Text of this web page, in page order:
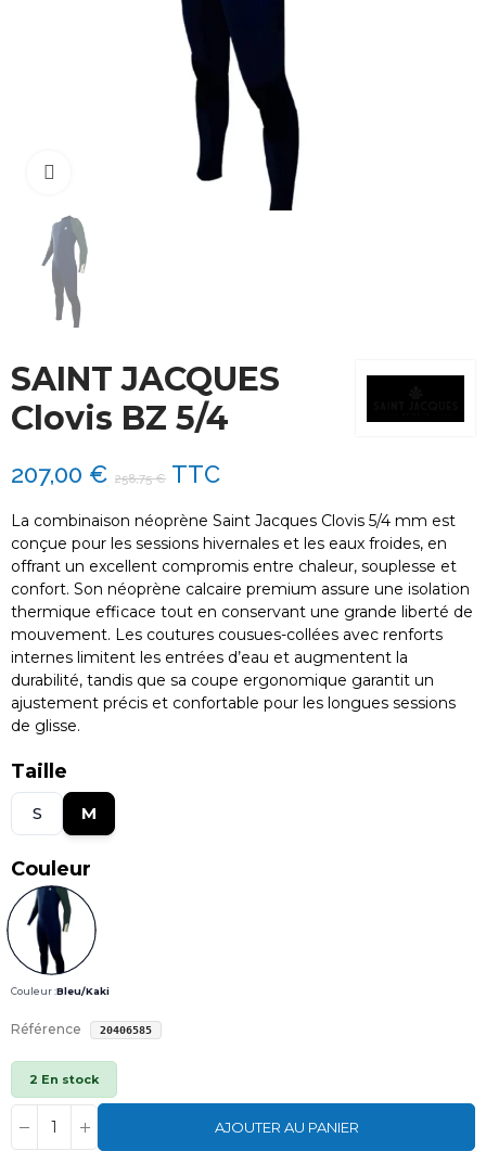
Cliquez pour agrandir
SAINT JACQUES
Clovis BZ 5/4
207,00 € 258,75 € TTC
La combinaison néoprène Saint Jacques Clovis 5/4 mm est
conçue pour les sessions hivernales et les eaux froides, en
offrant un excellent compromis entre chaleur, souplesse et
confort. Son néoprène calcaire premium assure une isolation
thermique efficace tout en conservant une grande liberté de
mouvement. Les coutures cousues-collées avec renforts
internes limitent les entrées d’eau et augmentent la
durabilité, tandis que sa coupe ergonomique garantit un
ajustement précis et confortable pour les longues sessions
de glisse.
Taille
S M
Couleur
Couleur :Bleu/Kaki
Référence 20406585
2 En stock
AJOUTER AU PANIER